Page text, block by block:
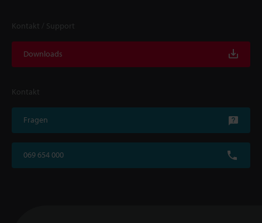
Kontakt / Support
Downloads
Kontakt
Fragen
069 654 000